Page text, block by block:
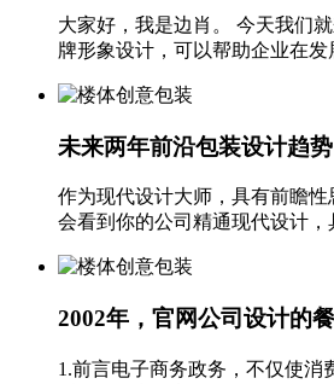
大家好，我是边肖。 今天我们
牌形象设计，可以帮助企业在
未来两年前沿包装设计趋势
作为现代设计大师，具有前瞻
会看到你的公司精通现代设计
2002年，官网公司设计的
1.前言电子商务政务，不仅使